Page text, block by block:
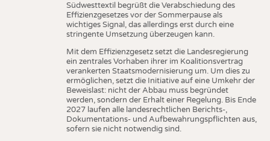
Südwesttextil begrüßt die Verabschiedung des
Effizienzgesetzes vor der Sommerpause als
wichtiges Signal, das allerdings erst durch eine
stringente Umsetzung überzeugen kann.
Mit dem Effizienzgesetz setzt die Landesregierung
ein zentrales Vorhaben ihrer im Koalitionsvertrag
verankerten Staatsmodernisierung um. Um dies zu
ermöglichen, setzt die Initiative auf eine Umkehr der
Beweislast: nicht der Abbau muss begründet
werden, sondern der Erhalt einer Regelung. Bis Ende
2027 laufen alle landesrechtlichen Berichts-,
Dokumentations- und Aufbewahrungspflichten aus,
sofern sie nicht notwendig sind.